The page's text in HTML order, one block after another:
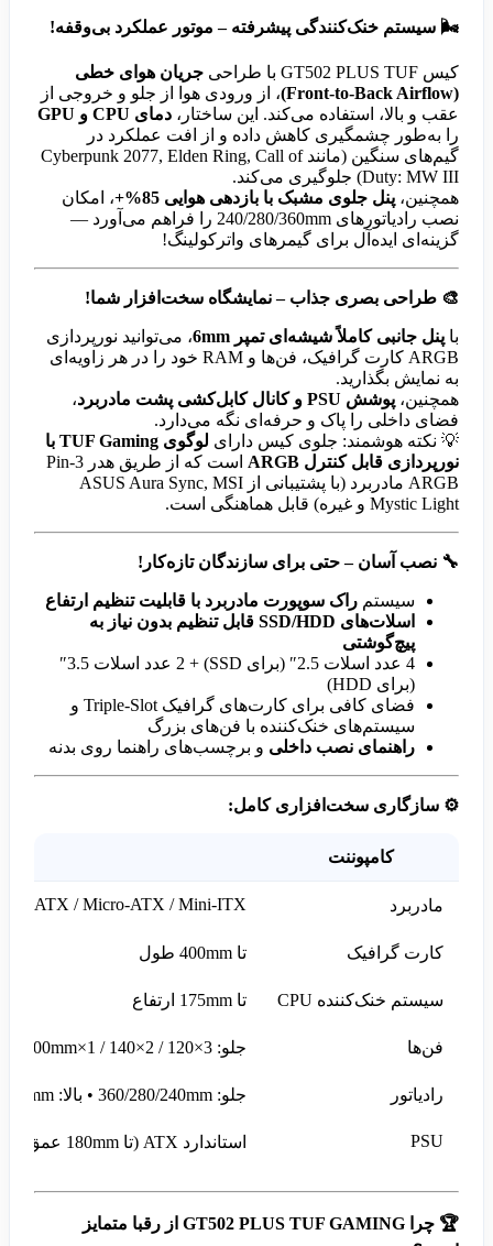
🌬️ سیستم خنک‌کنندگی پیشرفته – موتور عملکرد بی‌وقفه!
کیس GT502 PLUS TUF با طراحی
جریان هوای خطی
(Front-to-Back Airflow)
، از ورودی هوا از جلو و خروجی از
عقب و بالا، استفاده می‌کند. این ساختار، دمای CPU و GPU
را به‌طور چشمگیری کاهش داده و از افت عملکرد در
گیم‌های سنگین (مانند Cyberpunk 2077, Elden Ring, Call of
Duty: MW III) جلوگیری می‌کند.
همچنین، پنل جلوی مشبک با بازدهی هوایی 85%+
، امکان
نصب رادیاتورهای 240/280/360mm را فراهم می‌آورد —
گزینه‌ای ایده‌آل برای گیمرهای واترکولینگ!
🎨 طراحی بصری جذاب – نمایشگاه سخت‌افزار شما!
با پنل جانبی کاملاً شیشه‌ای تمپر 6mm
، می‌توانید نورپردازی
ARGB کارت گرافیک، فن‌ها و RAM خود را در هر زاویه‌ای
به نمایش بگذارید.
همچنین، پوشش PSU و کانال کابل‌کشی پشت مادربرد
،
فضای داخلی را پاک و حرفه‌ای نگه می‌دارد.
💡 نکته هوشمند: جلوی کیس دارای
لوگوی TUF Gaming با
نورپردازی قابل کنترل ARGB
است که از طریق هدر 3-Pin
ARGB مادربرد (با پشتیبانی از ASUS Aura Sync, MSI
Mystic Light و غیره) قابل هماهنگی است.
🔧 نصب آسان – حتی برای سازندگان تازه‌کار!
سیستم راک سوپورت مادربرد با قابلیت تنظیم ارتفاع
اسلات‌های SSD/HDD قابل تنظیم بدون نیاز به
پیچ‌گوشتی
4 عدد اسلات 2.5″ (برای SSD) + 2 عدد اسلات 3.5″
(برای HDD)
فضای کافی برای کارت‌های گرافیک Triple-Slot و
سیستم‌های خنک‌کننده با فن‌های بزرگ
راهنمای نصب داخلی و برچسب‌های راهنما روی بدنه
⚙️ سازگاری سخت‌افزاری کامل:
کامپوننت
مادربرد ATX / Micro-ATX / Mini-ITX
کارت گرافیک تا 400mm طول
سیستم خنک‌کننده CPU تا 175mm ارتفاع
فن‌ها جلو: 3×120 / 2×140 / 1×200mm • بالا: 3×120 / 2×140mm • عقب: 1×120 / 1×140mm
رادیاتور جلو: 360/280/240mm • بالا: 360/280/240mm
PSU استاندارد ATX (تا 180mm عمق)
🏆
چرا GT502 PLUS TUF GAMING از رقبا متمایز